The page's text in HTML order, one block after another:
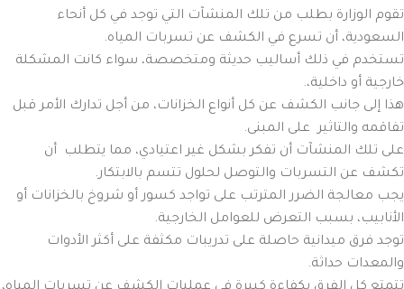
تقوم الوزارة بطلب من تلك المنشآت التي توجد في كل أنحاء
السعودية، أن تسرع في الكشف عن تسربات المياه.
تستخدم في ذلك أساليب حديثة ومتخصصة، سواء كانت المشكلة
خارجية أو داخلية،.
هذا إلى جانب الكشف عن كل أنواع الخزانات، من أجل تدارك الأمر قبل
تفاقمه والتاثير على المبنى.
على تلك المنشآت أن تفكر بشكل غير اعتيادي، مما يتطلب أن
تكشف عن التسربات والتوصل لحلول تتسم بالابتكار.
يجب معالجة الضرر المترتب على تواجد كسور أو شروخ بالخزانات أو
الأنابيب، بسبب التعرض للعوامل الخارجية.
توجد فرق ميدانية حاصلة على تدريبات مكثفة على أكثر الأدوات
والمعدات حداثة.